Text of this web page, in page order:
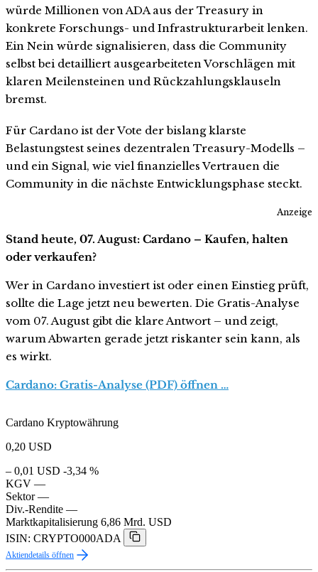
würde Millionen von ADA aus der Treasury in
konkrete Forschungs- und Infrastrukturarbeit lenken.
Ein Nein würde signalisieren, dass die Community
selbst bei detailliert ausgearbeiteten Vorschlägen mit
klaren Meilensteinen und Rückzahlungsklauseln
bremst.
Für Cardano ist der Vote der bislang klarste
Belastungstest seines dezentralen Treasury-Modells –
und ein Signal, wie viel finanzielles Vertrauen die
Community in die nächste Entwicklungsphase steckt.
Anzeige
Stand heute, 07. August: Cardano – Kaufen, halten
oder verkaufen?
Wer in Cardano investiert ist oder einen Einstieg prüft,
sollte die Lage jetzt neu bewerten. Die Gratis-Analyse
vom 07. August gibt die klare Antwort – und zeigt,
warum Abwarten gerade jetzt riskanter sein kann, als
es wirkt.
Cardano: Gratis-Analyse (PDF) öffnen …
Cardano Kryptowährung
0,20 USD
– 0,01 USD -3,34 %
KGV —
Sektor —
Div.-Rendite —
Marktkapitalisierung 6,86 Mrd. USD
ISIN: CRYPTO000ADA
Aktiendetails öffnen